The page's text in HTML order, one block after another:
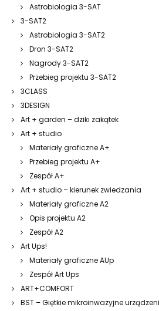
Astrobiologia 3-SAT
3-SAT2
Astrobiologia 3-SAT2
Dron 3-SAT2
Nagrody 3-SAT2
Przebieg projektu 3-SAT2
3CLASS
3DESIGN
Art + garden – dziki zakątek
Art + studio
Materiały graficzne A+
Przebieg projektu A+
Zespół A+
Art + studio – kierunek zwiedzania
Materiały graficzne A2
Opis projektu A2
Zespół A2
Art Ups!
Materiały graficzne AUp
Zespół Art Ups
ART+COMFORT
BST – Giętkie mikroinwazyjne